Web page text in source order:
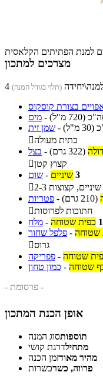
למנת הפתיתים הקלאסית
מצרכים למתכון
(תלוי בגודל המנה)
בצורת קוסקוס
מים -
(720 מ"ל)
שמן זית -
(30 מ"ל)
כתית מעולה
בצל -
(322 גרם)
קצוץ קטן
שום - 3 שיניים

2-3 שיניים, קצוצות
פטריות -
(210 גרם)
חתוכות לפרוסות
מלח - כפית שטוחה
פלפל שחור - שטוחה
גרוס
פפריקה - שטוחה
כמון טחון - שטוחה
- פרסומת -
אופן הכנת המתכון
תוספותסוג המנה
מתחילדרגת קושי
מהיר מאודזמן הכנה
פרווה, כשרכשרות